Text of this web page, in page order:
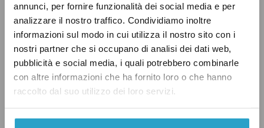
annunci, per fornire funzionalità dei social media e per
analizzare il nostro traffico. Condividiamo inoltre
informazioni sul modo in cui utilizza il nostro sito con i
nostri partner che si occupano di analisi dei dati web,
pubblicità e social media, i quali potrebbero combinarle
con altre informazioni che ha fornito loro o che hanno
raccolto dal suo utilizzo dei loro servizi.
C'ERI QUASI GOVERNO LETTA ISTITUZIONI
PD